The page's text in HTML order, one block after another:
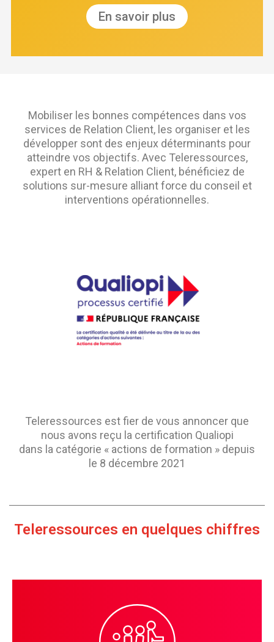
En savoir plus
Mobiliser les bonnes compétences dans vos
services de Relation Client, les organiser et les
développer sont des enjeux déterminants pour
atteindre vos objectifs. Avec Teleressources,
expert en RH & Relation Client, bénéficiez de
solutions sur-mesure alliant force du conseil et
interventions opérationnelles.
Teleressources est fier de vous annoncer que
nous avons reçu la certification Qualiopi
dans la catégorie « actions de formation » depuis
le 8 décembre 2021
Teleressources en quelques chiffres